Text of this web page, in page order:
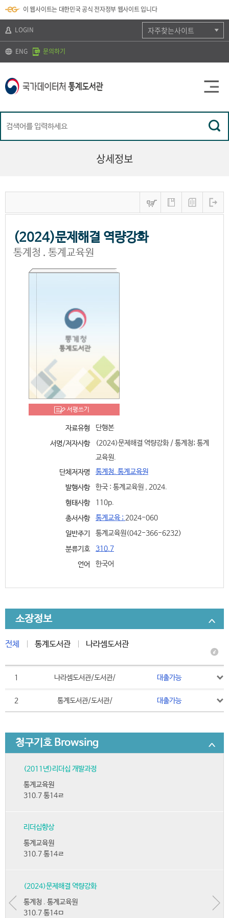
바
로
기
가
기
k
t
)
바
로
기
보
바
가
기
이 웹사이트는 대한민국 공식 전자정부 웹사이트 입니다
LOGIN
ENG 문의하기
자주찾는사이트
상세정보
(2024)문제해결 역량강화
통계청 . 통계교육원
서평쓰기
자료유형
단행본
서명/저자사항
(2024)문제해결 역량강화 / 통계청; 통계
교육원.
단체저자명
통계청. 통계교육원
발행사항
한국 : 통계교육원 , 2024.
형태사항
110p.
총서사항
통계교육 ; 2024-060
일반주기
통계교육원(042-366-6232)
분류기호
310.7
언어
한국어
소장정보
전체 통계도서관 나라셈도서관
1 나라셈도서관/도서관/ 대출가능
2 통계도서관/도서관/ 대출가능
청구기호 Browsing
(2011년)리더십 개발과정
통계교육원
310.7 통14ㄹ
리더십향상
통계교육원
310.7 통14ㄹ
(2024)문제해결 역량강화
통계청 . 통계교육원
310.7 통14ㅁ